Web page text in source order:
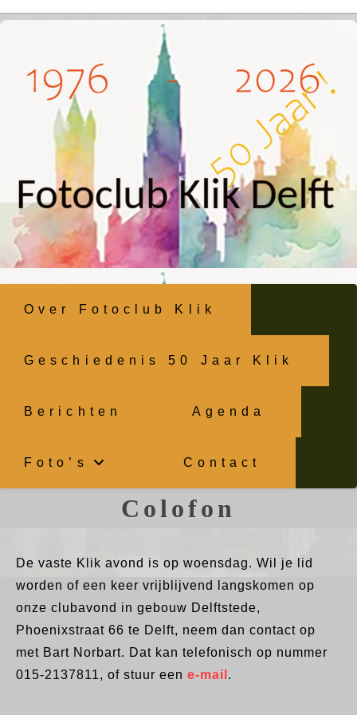
Over Fotoclub Klik
Geschiedenis 50 Jaar Klik
Berichten Agenda
Foto’s Contact
Colofon
De vaste Klik avond is op woensdag. Wil je lid
worden of een keer vrijblijvend langskomen op
onze clubavond in gebouw Delftstede,
Phoenixstraat 66 te Delft, neem dan contact op
met Bart Norbart. Dat kan telefonisch op nummer
015-2137811, of stuur een e-mail .